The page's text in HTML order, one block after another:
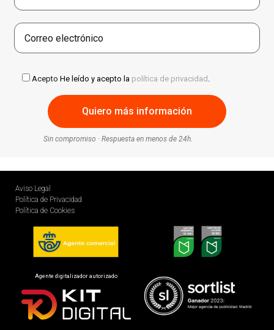
Acepto He leído y acepto la política de privacidad .
Sin compromiso · Respuesta en menos de 24h.
Aviso Legal
Política de Privacidad
Política de Cookies
Agente digitalizador autorizado